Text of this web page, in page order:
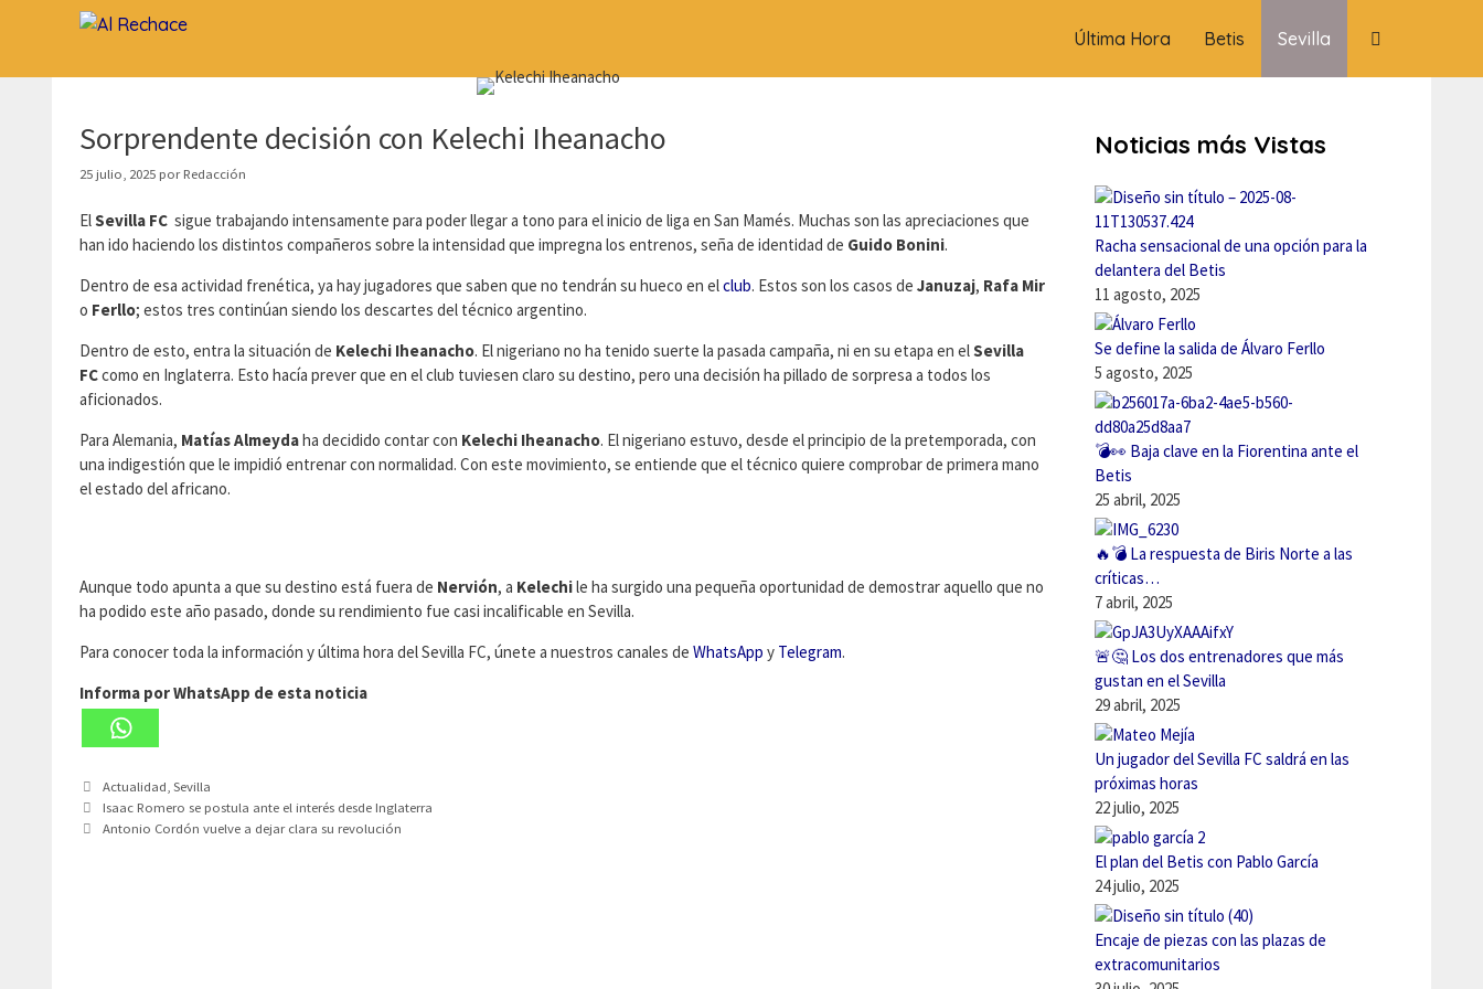
Última Hora Betis Sevilla
Sorprendente decisión con Kelechi Iheanacho
25 julio, 2025 porRedacción
ElSevilla FC sigue trabajando intensamente para poder llegar a tono para el inicio de liga en San Mamés. Muchas son las apreciaciones que
han ido haciendo los distintos compañeros sobre la intensidad que impregna los entrenos, seña de identidad de Guido Bonini.
Dentro de esa actividad frenética, ya hay jugadores que saben que no tendrán su hueco en elclub. Estos son los casos de Januzaj, Rafa Mir
o Ferllo; estos tres continúan siendo los descartes del técnico argentino.
Dentro de esto, entra la situación de Kelechi Iheanacho. El nigeriano no ha tenido suerte la pasada campaña, ni en su etapa en elSevilla
FCcomo en Inglaterra. Esto hacía prever que en el club tuviesen claro su destino, pero una decisión ha pillado de sorpresa a todos los
aficionados.
Para Alemania, Matías Almeydaha decidido contar con Kelechi Iheanacho. El nigeriano estuvo, desde el principio de la pretemporada, con
una indigestión que le impidió entrenar con normalidad. Con este movimiento, se entiende que el técnico quiere comprobar de primera mano
el estado del africano.
Aunque todo apunta a que su destino está fuera de Nervión, a Kelechile ha surgido una pequeña oportunidad de demostrar aquello que no
ha podido este año pasado, donde su rendimiento fue casi incalificable en Sevilla.
Para conocer toda la información y última hora del Sevilla FC, únete a nuestros canales de WhatsApp y Telegram.
Informa por WhatsApp de esta noticia
Categorías
Actualidad Sevilla
Isaac Romero se postula ante el interés desde Inglaterra
Antonio Cordón vuelve a dejar clara su revolución
Noticias más Vistas
Racha sensacional de una opción para la
delantera del Betis
11 agosto, 2025
Se define la salida de Álvaro Ferllo
5 agosto, 2025
💣👀 Baja clave en la Fiorentina ante el
Betis
25 abril, 2025
🔥💣 La respuesta de Biris Norte a las
críticas…
7 abril, 2025
🚨🤔 Los dos entrenadores que más
gustan en el Sevilla
29 abril, 2025
Un jugador del Sevilla FC saldrá en las
próximas horas
22 julio, 2025
El plan del Betis con Pablo García
24 julio, 2025
Encaje de piezas con las plazas de
extracomunitarios